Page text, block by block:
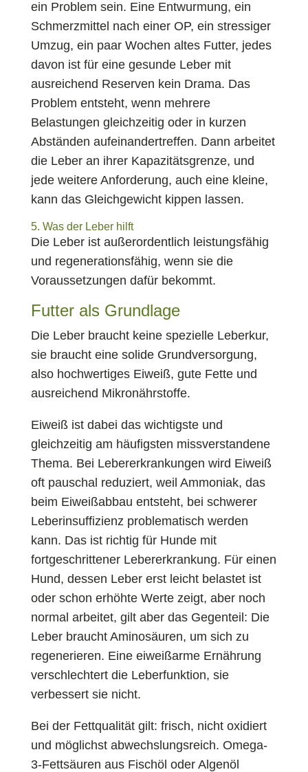
ein Problem sein. Eine Entwurmung, ein
Schmerzmittel nach einer OP, ein stressiger
Umzug, ein paar Wochen altes Futter, jedes
davon ist für eine gesunde Leber mit
ausreichend Reserven kein Drama. Das
Problem entsteht, wenn mehrere
Belastungen gleichzeitig oder in kurzen
Abständen aufeinandertreffen. Dann arbeitet
die Leber an ihrer Kapazitätsgrenze, und
jede weitere Anforderung, auch eine kleine,
kann das Gleichgewicht kippen lassen.
5. Was der Leber hilft
Die Leber ist außerordentlich leistungsfähig
und regenerationsfähig, wenn sie die
Voraussetzungen dafür bekommt.
Futter als Grundlage
Die Leber braucht keine spezielle Leberkur,
sie braucht eine solide Grundversorgung,
also hochwertiges Eiweiß, gute Fette und
ausreichend Mikronährstoffe.
Eiweiß ist dabei das wichtigste und
gleichzeitig am häufigsten missverstandene
Thema. Bei Lebererkrankungen wird Eiweiß
oft pauschal reduziert, weil Ammoniak, das
beim Eiweißabbau entsteht, bei schwerer
Leberinsuffizienz problematisch werden
kann. Das ist richtig für Hunde mit
fortgeschrittener Lebererkrankung. Für einen
Hund, dessen Leber erst leicht belastet ist
oder schon erhöhte Werte zeigt, aber noch
normal arbeitet, gilt aber das Gegenteil: Die
Leber braucht Aminosäuren, um sich zu
regenerieren. Eine eiweißarme Ernährung
verschlechtert die Leberfunktion, sie
verbessert sie nicht.
Bei der Fettqualität gilt: frisch, nicht oxidiert
und möglichst abwechslungsreich. Omega-
3-Fettsäuren aus Fischöl oder Algenöl